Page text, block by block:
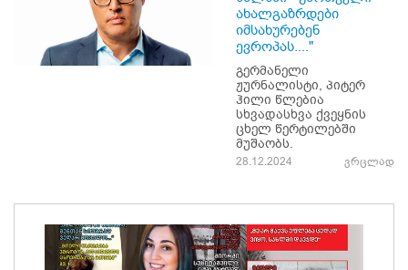
ახალგაზრდები
იმსახურებენ
ევროპას...."
გერმანელი
ჟურნალისტი, პიტერ
ჰილი წლებია
სხვადასხვა ქვეყნის
ცხელ წერტილებში
მუშაობს.
28.12.2024 ვრცლად